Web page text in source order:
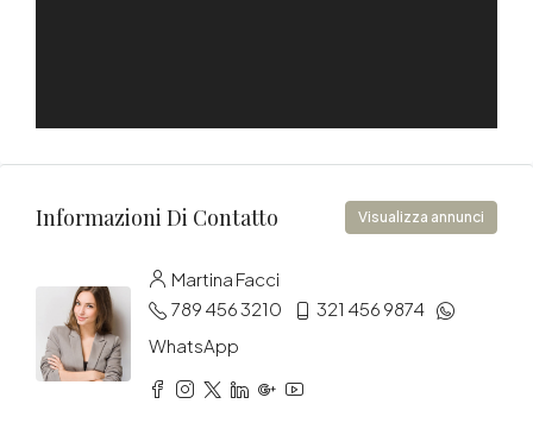
Informazioni Di Contatto Visualizza annunci
Martina Facci
789 456 3210
321 456 9874
WhatsApp